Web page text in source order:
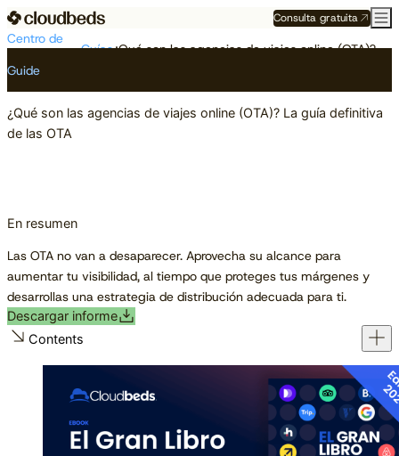
Consulta gratuita
Centro de
Guías
¿Qué son las agencias de viajes online (OTA)? La guía definitiva de las OTA
Guide
¿Qué son las agencias de viajes online (OTA)? La guía definitiva
de las OTA
En resumen
Las OTA no van a desaparecer. Aprovecha su alcance para
aumentar tu visibilidad, al tiempo que proteges tus márgenes y
desarrollas una estrategia de distribución adecuada para ti.
Descargar informe
Contents